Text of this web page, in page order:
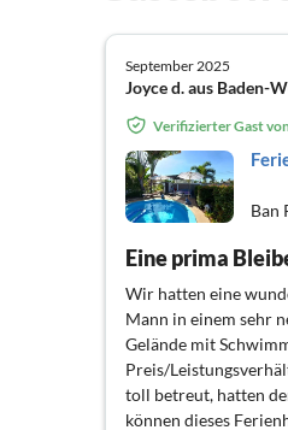
September 2025
Verifizierter Gast
Ban
Wir hatten eine
Mann in einem sehr
Gelände mit
Preis/
toll betreut, hatten
können dieses